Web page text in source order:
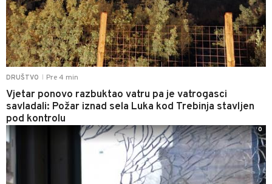
DRUŠTVO Pre 4 min
Vjetar ponovo razbuktao vatru pa je vatrogasci
savladali: Požar iznad sela Luka kod Trebinja stavljen
pod kontrolu
0